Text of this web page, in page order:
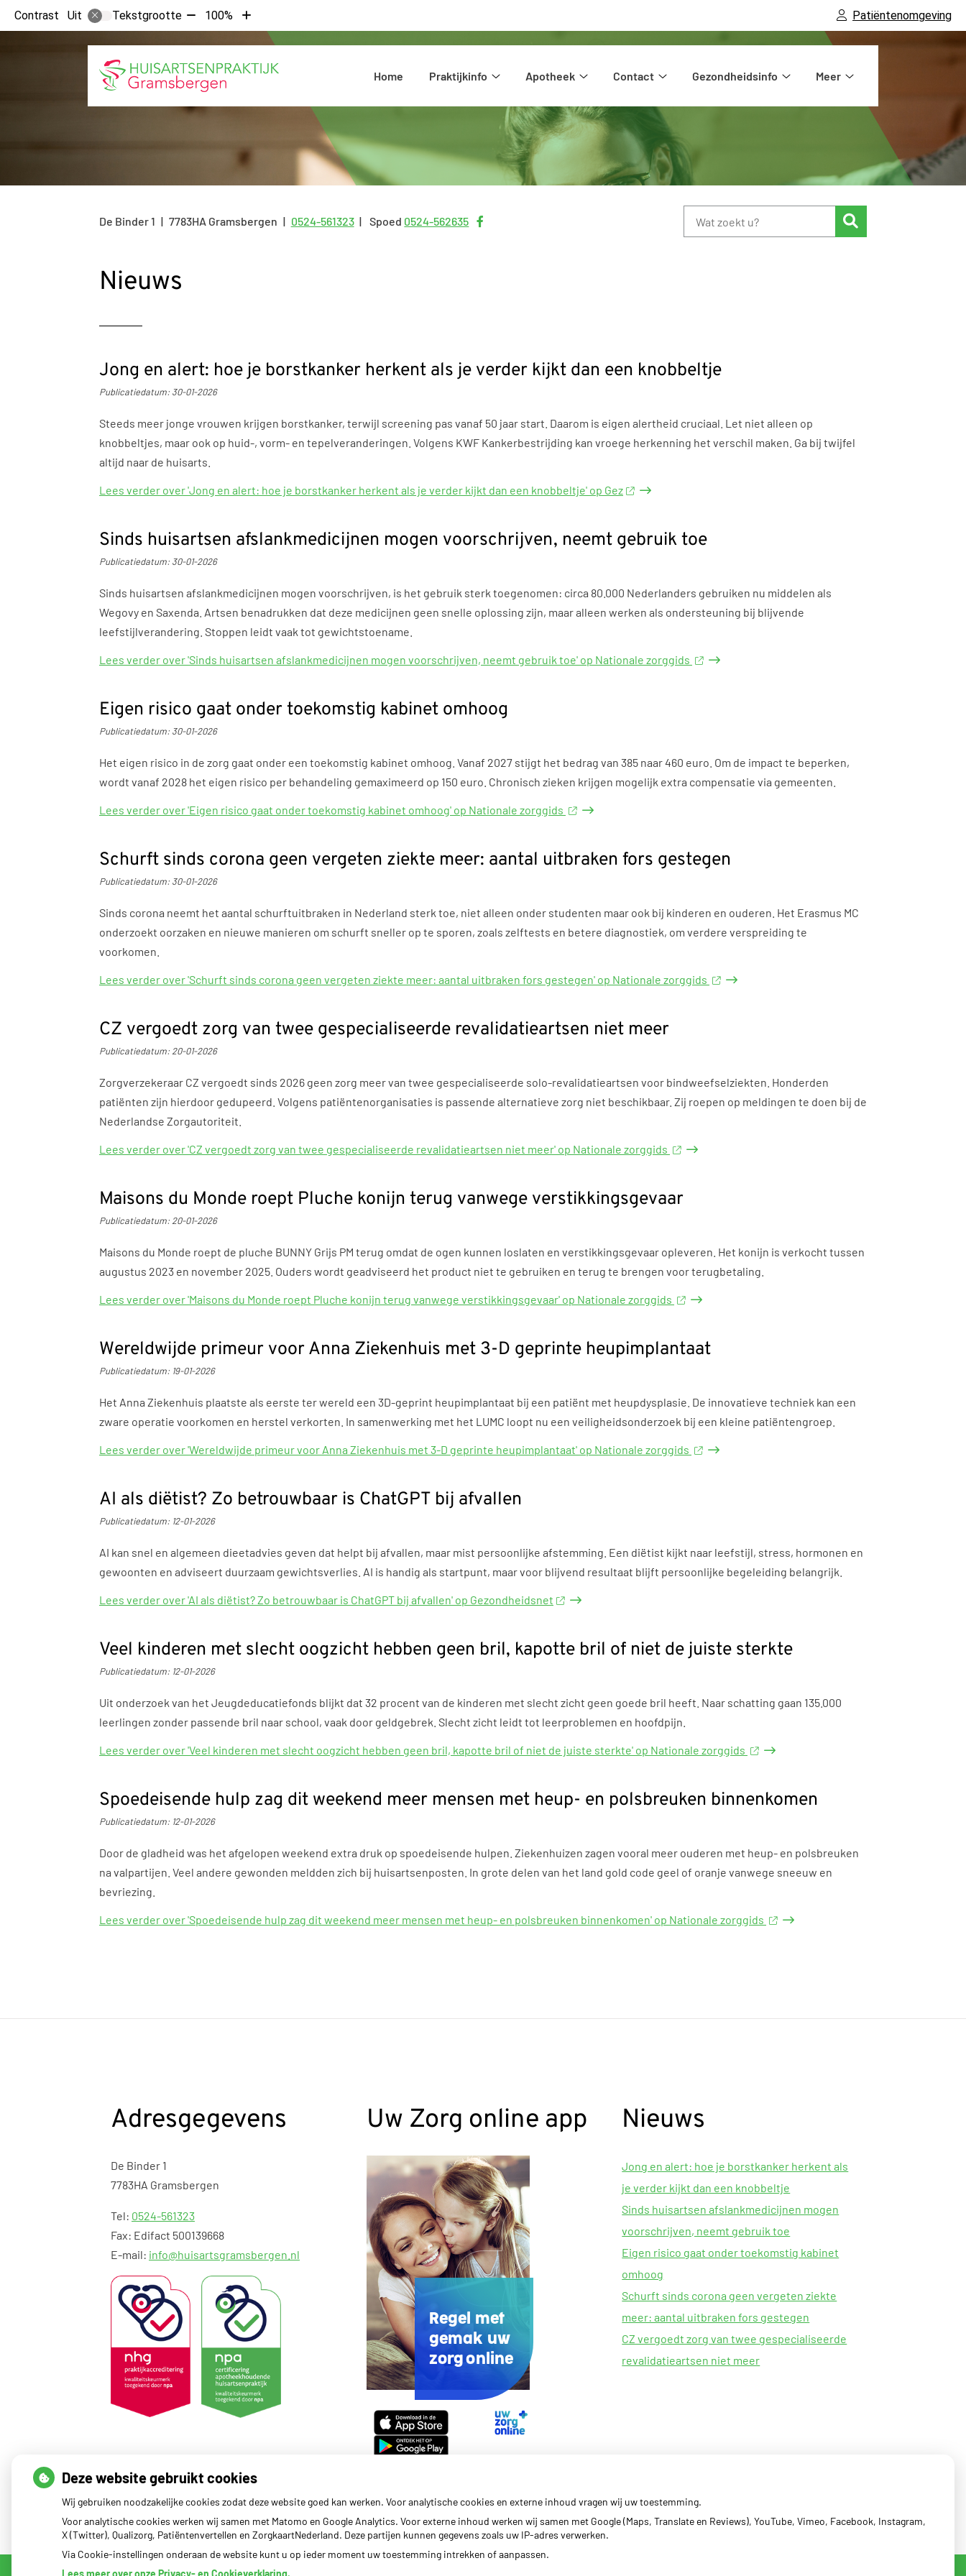
Contrast Uit Tekstgrootte Tekst
verkleinen
met
10%
100%
Tekst
vergroten
met
10%
Patiëntenomgeving
Home
Praktijkinfo
Apotheek
Contact
Gezondheidsinfo
Meer
De Binder1 7783HA Gramsbergen Tel:
0524-561323 Spoed 0524-562635
Nieuws
Jong en alert: hoe je borstkanker herkent als je verder kijkt dan een knobbeltje
Publicatiedatum: 30-01-2026
Steeds meer jonge vrouwen krijgen borstkanker, terwijl screening pas vanaf 50 jaar start. Daarom is eigen alertheid cruciaal. Let niet alleen op
knobbeltjes, maar ook op huid-, vorm- en tepelveranderingen. Volgens KWF Kankerbestrijding kan vroege herkenning het verschil maken. Ga bij twijfel
altijd naar de huisarts.
Lees verder over 'Jong en alert: hoe je borstkanker herkent als je verder kijkt dan een knobbeltje' op Gez
Sinds huisartsen afslankmedicijnen mogen voorschrijven, neemt gebruik toe
Publicatiedatum: 30-01-2026
Sinds huisartsen afslankmedicijnen mogen voorschrijven, is het gebruik sterk toegenomen: circa 80.000 Nederlanders gebruiken nu middelen als
Wegovy en Saxenda. Artsen benadrukken dat deze medicijnen geen snelle oplossing zijn, maar alleen werken als ondersteuning bij blijvende
leefstijlverandering. Stoppen leidt vaak tot gewichtstoename.
Lees verder over 'Sinds huisartsen afslankmedicijnen mogen voorschrijven, neemt gebruik toe' op Nationale zorggids
Eigen risico gaat onder toekomstig kabinet omhoog
Publicatiedatum: 30-01-2026
Het eigen risico in de zorg gaat onder een toekomstig kabinet omhoog. Vanaf 2027 stijgt het bedrag van 385 naar 460 euro. Om de impact te beperken,
wordt vanaf 2028 het eigen risico per behandeling gemaximeerd op 150 euro. Chronisch zieken krijgen mogelijk extra compensatie via gemeenten.
Lees verder over 'Eigen risico gaat onder toekomstig kabinet omhoog' op Nationale zorggids
Schurft sinds corona geen vergeten ziekte meer: aantal uitbraken fors gestegen
Publicatiedatum: 30-01-2026
Sinds corona neemt het aantal schurftuitbraken in Nederland sterk toe, niet alleen onder studenten maar ook bij kinderen en ouderen. Het Erasmus MC
onderzoekt oorzaken en nieuwe manieren om schurft sneller op te sporen, zoals zelftests en betere diagnostiek, om verdere verspreiding te
voorkomen.
Lees verder over 'Schurft sinds corona geen vergeten ziekte meer: aantal uitbraken fors gestegen' op Nationale zorggids
CZ vergoedt zorg van twee gespecialiseerde revalidatieartsen niet meer
Publicatiedatum: 20-01-2026
Zorgverzekeraar CZ vergoedt sinds 2026 geen zorg meer van twee gespecialiseerde solo-revalidatieartsen voor bindweefselziekten. Honderden
patiënten zijn hierdoor gedupeerd. Volgens patiëntenorganisaties is passende alternatieve zorg niet beschikbaar. Zij roepen op meldingen te doen bij de
Nederlandse Zorgautoriteit.
Lees verder over 'CZ vergoedt zorg van twee gespecialiseerde revalidatieartsen niet meer' op Nationale zorggids
Maisons du Monde roept Pluche konijn terug vanwege verstikkingsgevaar
Publicatiedatum: 20-01-2026
Maisons du Monde roept de pluche BUNNY Grijs PM terug omdat de ogen kunnen loslaten en verstikkingsgevaar opleveren. Het konijn is verkocht tussen
augustus 2023 en november 2025. Ouders wordt geadviseerd het product niet te gebruiken en terug te brengen voor terugbetaling.
Lees verder over 'Maisons du Monde roept Pluche konijn terug vanwege verstikkingsgevaar' op Nationale zorggids
Wereldwijde primeur voor Anna Ziekenhuis met 3-D geprinte heupimplantaat
Publicatiedatum: 19-01-2026
Het Anna Ziekenhuis plaatste als eerste ter wereld een 3D-geprint heupimplantaat bij een patiënt met heupdysplasie. De innovatieve techniek kan een
zware operatie voorkomen en herstel verkorten. In samenwerking met het LUMC loopt nu een veiligheidsonderzoek bij een kleine patiëntengroep.
Lees verder over 'Wereldwijde primeur voor Anna Ziekenhuis met 3-D geprinte heupimplantaat' op Nationale zorggids
AI als diëtist? Zo betrouwbaar is ChatGPT bij afvallen
Publicatiedatum: 12-01-2026
AI kan snel en algemeen dieetadvies geven dat helpt bij afvallen, maar mist persoonlijke afstemming. Een diëtist kijkt naar leefstijl, stress, hormonen en
gewoonten en adviseert duurzaam gewichtsverlies. AI is handig als startpunt, maar voor blijvend resultaat blijft persoonlijke begeleiding belangrijk.
Lees verder over 'AI als diëtist? Zo betrouwbaar is ChatGPT bij afvallen' op Gezondheidsnet
Veel kinderen met slecht oogzicht hebben geen bril, kapotte bril of niet de juiste sterkte
Publicatiedatum: 12-01-2026
Uit onderzoek van het Jeugdeducatiefonds blijkt dat 32 procent van de kinderen met slecht zicht geen goede bril heeft. Naar schatting gaan 135.000
leerlingen zonder passende bril naar school, vaak door geldgebrek. Slecht zicht leidt tot leerproblemen en hoofdpijn.
Lees verder over 'Veel kinderen met slecht oogzicht hebben geen bril, kapotte bril of niet de juiste sterkte' op Nationale zorggids
Spoedeisende hulp zag dit weekend meer mensen met heup- en polsbreuken binnenkomen
Publicatiedatum: 12-01-2026
Door de gladheid was het afgelopen weekend extra druk op spoedeisende hulpen. Ziekenhuizen zagen vooral meer ouderen met heup- en polsbreuken
na valpartijen. Veel andere gewonden meldden zich bij huisartsenposten. In grote delen van het land gold code geel of oranje vanwege sneeuw en
bevriezing.
Lees verder over 'Spoedeisende hulp zag dit weekend meer mensen met heup- en polsbreuken binnenkomen' op Nationale zorggids
Adresgegevens
De Binder 1
7783HA Gramsbergen
Tel: 0524-561323
Fax: Edifact 500139668
E-mail: info@huisartsgramsbergen.nl
Uw Zorg online app
Uw
Zorg
Regel met
gemak uw
zorg online
Nieuws
Jong en alert: hoe je borstkanker herkent als
je verder kijkt dan een knobbeltje
Sinds huisartsen afslankmedicijnen mogen
voorschrijven, neemt gebruik toe
Eigen risico gaat onder toekomstig kabinet
omhoog
Schurft sinds corona geen vergeten ziekte
meer: aantal uitbraken fors gestegen
CZ vergoedt zorg van twee gespecialiseerde
revalidatieartsen niet meer
Deze website gebruikt cookies
Wij gebruiken noodzakelijke cookies zodat deze website goed kan werken. Voor analytische cookies en externe inhoud vragen wij uw toestemming.
Voor analytische cookies werken wij samen met Matomo en Google Analytics. Voor externe inhoud werken wij samen met Google (Maps, Translate en Reviews), YouTube, Vimeo, Facebook, Instagram,
X (Twitter), Qualizorg, Patiëntenvertellen en ZorgkaartNederland. Deze partijen kunnen gegevens zoals uw IP-adres verwerken.
Via Cookie-instellingen onderaan de website kunt u op ieder moment uw toestemming intrekken of aanpassen.
Lees meer over onze Privacy- en Cookieverklaring.